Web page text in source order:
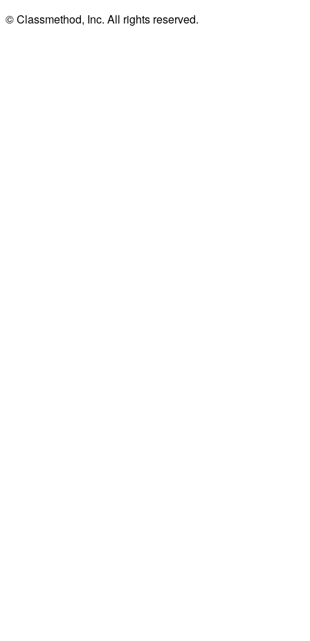
© Classmethod, Inc. All rights reserved.